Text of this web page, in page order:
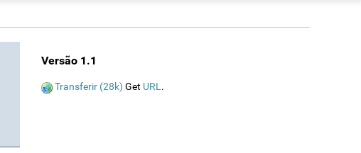
Versão 1.1
Transferir (28k) Get URL.